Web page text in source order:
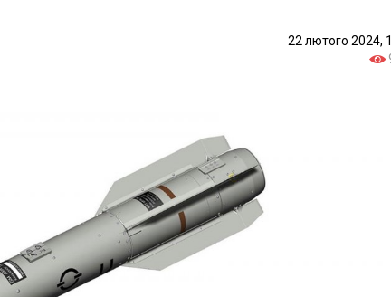
22 лютого 2024,